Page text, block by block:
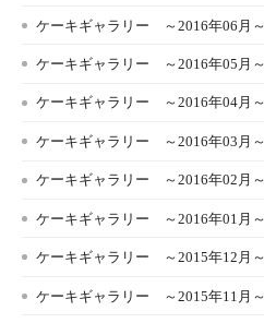
ケーキギャラリー ～2016年06月～
ケーキギャラリー ～2016年05月～
ケーキギャラリー ～2016年04月～
ケーキギャラリー ～2016年03月～
ケーキギャラリー ～2016年02月～
ケーキギャラリー ～2016年01月～
ケーキギャラリー ～2015年12月～
ケーキギャラリー ～2015年11月～